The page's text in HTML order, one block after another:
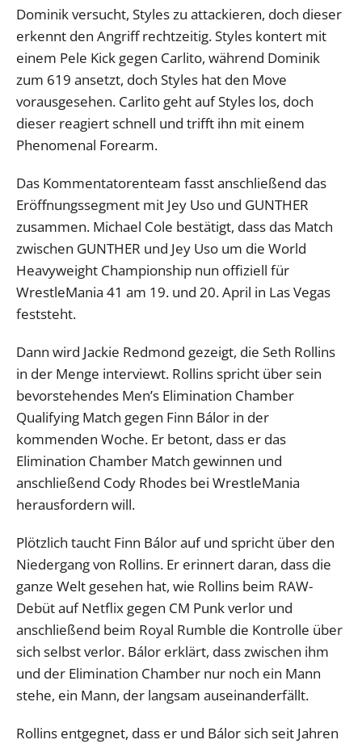
Dominik versucht, Styles zu attackieren, doch dieser
erkennt den Angriff rechtzeitig. Styles kontert mit
einem Pele Kick gegen Carlito, während Dominik
zum 619 ansetzt, doch Styles hat den Move
vorausgesehen. Carlito geht auf Styles los, doch
dieser reagiert schnell und trifft ihn mit einem
Phenomenal Forearm.
Das Kommentatorenteam fasst anschließend das
Eröffnungssegment mit Jey Uso und GUNTHER
zusammen. Michael Cole bestätigt, dass das Match
zwischen GUNTHER und Jey Uso um die World
Heavyweight Championship nun offiziell für
WrestleMania 41 am 19. und 20. April in Las Vegas
feststeht.
Dann wird Jackie Redmond gezeigt, die Seth Rollins
in der Menge interviewt. Rollins spricht über sein
bevorstehendes Men’s Elimination Chamber
Qualifying Match gegen Finn Bálor in der
kommenden Woche. Er betont, dass er das
Elimination Chamber Match gewinnen und
anschließend Cody Rhodes bei WrestleMania
herausfordern will.
Plötzlich taucht Finn Bálor auf und spricht über den
Niedergang von Rollins. Er erinnert daran, dass die
ganze Welt gesehen hat, wie Rollins beim RAW-
Debüt auf Netflix gegen CM Punk verlor und
anschließend beim Royal Rumble die Kontrolle über
sich selbst verlor. Bálor erklärt, dass zwischen ihm
und der Elimination Chamber nur noch ein Mann
stehe, ein Mann, der langsam auseinanderfällt.
Rollins entgegnet, dass er und Bálor sich seit Jahren